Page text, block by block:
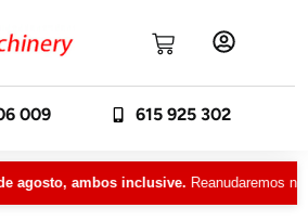
009 615 925 302
ambos inclusive.Reanudaremos